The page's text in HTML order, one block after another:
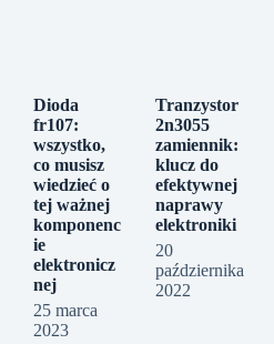
Dioda
fr107:
wszystko,
co musisz
wiedzieć o
tej ważnej
komponenc
ie
elektronicz
nej
25 marca
2023
Tranzystor
2n3055
zamiennik:
klucz do
efektywnej
naprawy
elektroniki
20
października
2022